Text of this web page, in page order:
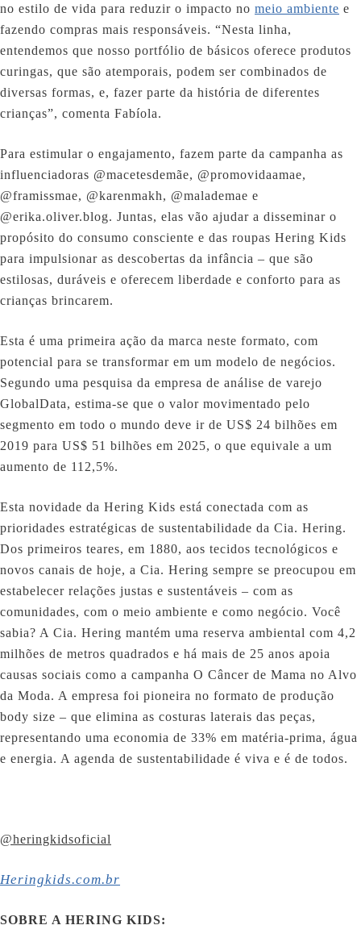
no estilo de vida para reduzir o impacto no meio ambiente e
fazendo compras mais responsáveis. “Nesta linha,
entendemos que nosso portfólio de básicos oferece produtos
curingas, que são atemporais, podem ser combinados de
diversas formas, e, fazer parte da história de diferentes
crianças”, comenta Fabíola.
Para estimular o engajamento, fazem parte da campanha as
influenciadoras @macetesdemãe, @promovidaamae,
@framissmae, @karenmakh, @malademae e
@erika.oliver.blog. Juntas, elas vão ajudar a disseminar o
propósito do consumo consciente e das roupas Hering Kids
para impulsionar as descobertas da infância – que são
estilosas, duráveis e oferecem liberdade e conforto para as
crianças brincarem.
Esta é uma primeira ação da marca neste formato, com
potencial para se transformar em um modelo de negócios.
Segundo uma pesquisa da empresa de análise de varejo
GlobalData, estima-se que o valor movimentado pelo
segmento em todo o mundo deve ir de US$ 24 bilhões em
2019 para US$ 51 bilhões em 2025, o que equivale a um
aumento de 112,5%.
Esta novidade da Hering Kids está conectada com as
prioridades estratégicas de sustentabilidade da Cia. Hering.
Dos primeiros teares, em 1880, aos tecidos tecnológicos e
novos canais de hoje, a Cia. Hering sempre se preocupou em
estabelecer relações justas e sustentáveis – com as
comunidades, com o meio ambiente e como negócio. Você
sabia? A Cia. Hering mantém uma reserva ambiental com 4,2
milhões de metros quadrados e há mais de 25 anos apoia
causas sociais como a campanha O Câncer de Mama no Alvo
da Moda. A empresa foi pioneira no formato de produção
body size – que elimina as costuras laterais das peças,
representando uma economia de 33% em matéria-prima, água
e energia. A agenda de sustentabilidade é viva e é de todos.
@heringkidsoficial
Heringkids.com.br
SOBRE A HERING KIDS: